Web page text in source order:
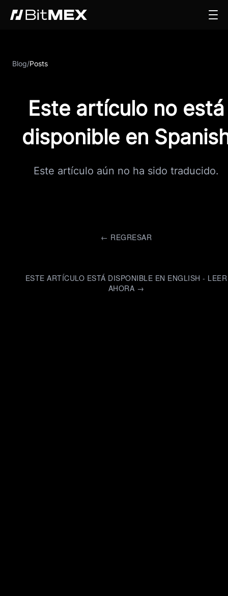
Blog/Posts
Este artículo no está
disponible en
Este artículo aún no ha sido traducido.
← REGRESAR
ESTE ARTÍCULO ESTÁ DISPONIBLE EN ENGLISH - LEER
AHORA →